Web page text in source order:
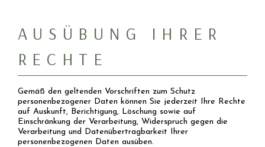
AUSÜBUNG IHRER
RECHTE
Gemäß den geltenden Vorschriften zum Schutz
personenbezogener Daten können Sie jederzeit Ihre Rechte
auf Auskunft, Berichtigung, Löschung sowie auf
Einschränkung der Verarbeitung, Widerspruch gegen die
Verarbeitung und Datenübertragbarkeit Ihrer
personenbezogenen Daten ausüben.